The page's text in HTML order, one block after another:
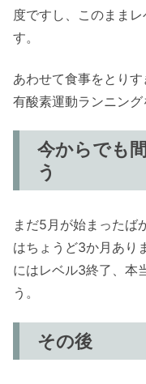
度ですし、このまま
す。
あわせて食事をとり
有酸素運動ランニング
今からでも
う
まだ5月が始まったば
はちょうど3か月あり
にはレベル3終了、本
う。
その後